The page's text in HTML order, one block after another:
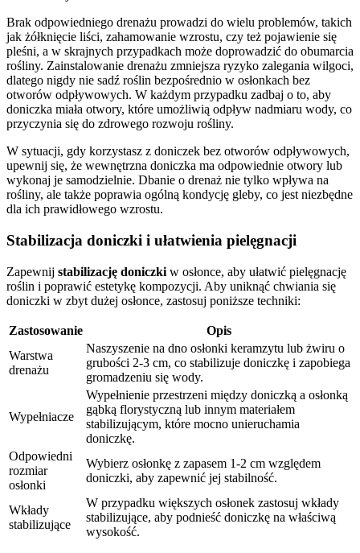
Brak odpowiedniego drenażu prowadzi do wielu problemów, takich
jak żółknięcie liści, zahamowanie wzrostu, czy też pojawienie się
pleśni, a w skrajnych przypadkach może doprowadzić do obumarcia
rośliny. Zainstalowanie drenażu zmniejsza ryzyko zalegania wilgoci,
dlatego nigdy nie sadź roślin bezpośrednio w osłonkach bez
otworów odpływowych. W każdym przypadku zadbaj o to, aby
doniczka miała otwory, które umożliwią odpływ nadmiaru wody, co
przyczynia się do zdrowego rozwoju rośliny.
W sytuacji, gdy korzystasz z doniczek bez otworów odpływowych,
upewnij się, że wewnętrzna doniczka ma odpowiednie otwory lub
wykonaj je samodzielnie. Dbanie o drenaż nie tylko wpływa na
rośliny, ale także poprawia ogólną kondycję gleby, co jest niezbędne
dla ich prawidłowego wzrostu.
Stabilizacja doniczki i ułatwienia pielęgnacji
Zapewnij stabilizację doniczki w osłonce, aby ułatwić pielęgnację
roślin i poprawić estetykę kompozycji. Aby uniknąć chwiania się
doniczki w zbyt dużej osłonce, zastosuj poniższe techniki:
Zastosowanie
Opis
Warstwa
drenażu
Naszyszenie na dno osłonki keramzytu lub żwiru o
grubości 2-3 cm, co stabilizuje doniczkę i zapobiega
gromadzeniu się wody.
Wypełniacze
Wypełnienie przestrzeni między doniczką a osłonką
gąbką florystyczną lub innym materiałem
stabilizującym, które mocno unieruchamia
doniczkę.
Odpowiedni
rozmiar
osłonki
Wybierz osłonkę z zapasem 1-2 cm względem
doniczki, aby zapewnić jej stabilność.
Wkłady
stabilizujące
W przypadku większych osłonek zastosuj wkłady
stabilizujące, aby podnieść doniczkę na właściwą
wysokość.